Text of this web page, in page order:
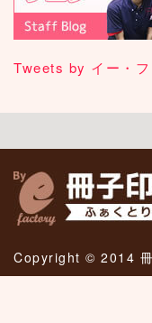
Tweets by イー・フ
Copyright © 2014